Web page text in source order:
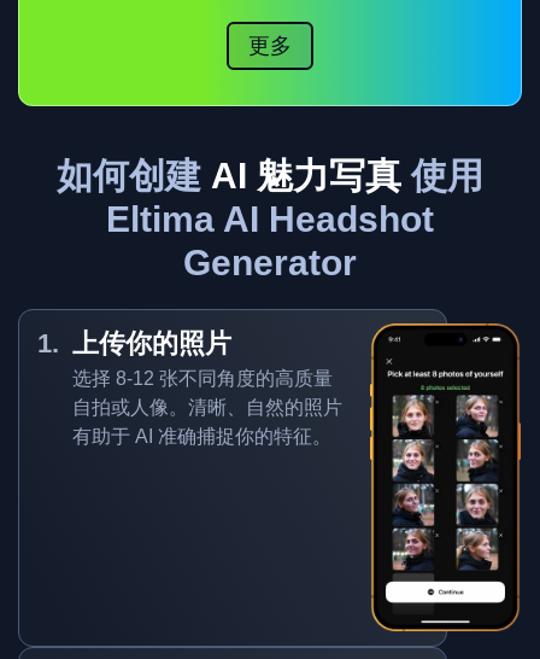
更多
如何创建 AI 魅力写真使用
Eltima AI Headshot
Generator
上传你的照片
选择 8-12 张不同角度的高质量
自拍或人像。清晰、自然的照片
有助于 AI 准确捕捉你的特征。